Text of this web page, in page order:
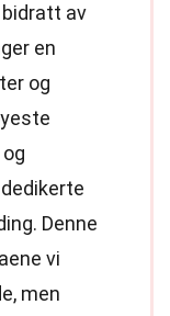
bidratt av
en
og
Denne
vi
men